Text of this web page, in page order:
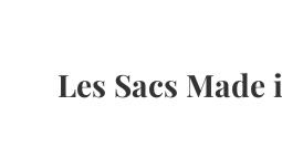
Les Sacs Made